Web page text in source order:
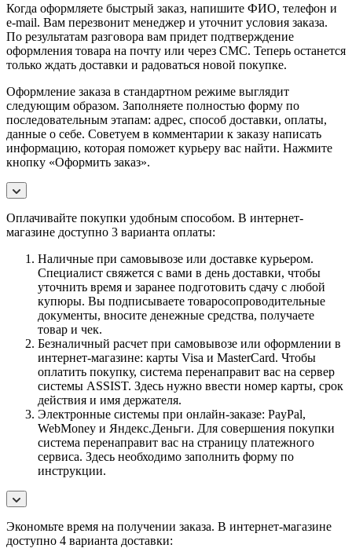
Когда оформляете быстрый заказ, напишите ФИО, телефон и
e-mail. Вам перезвонит менеджер и уточнит условия заказа.
По результатам разговора вам придет подтверждение
оформления товара на почту или через СМС. Теперь останется
только ждать доставки и радоваться новой покупке.
Оформление заказа в стандартном режиме выглядит
следующим образом. Заполняете полностью форму по
последовательным этапам: адрес, способ доставки, оплаты,
данные о себе. Советуем в комментарии к заказу написать
информацию, которая поможет курьеру вас найти. Нажмите
кнопку «Оформить заказ».
Оплачивайте покупки удобным способом. В интернет-
магазине доступно 3 варианта оплаты:
Наличные при самовывозе или доставке курьером.
Специалист свяжется с вами в день доставки, чтобы
уточнить время и заранее подготовить сдачу с любой
купюры. Вы подписываете товаросопроводительные
документы, вносите денежные средства, получаете
товар и чек.
Безналичный расчет при самовывозе или оформлении в
интернет-магазине: карты Visa и MasterCard. Чтобы
оплатить покупку, система перенаправит вас на сервер
системы ASSIST. Здесь нужно ввести номер карты, срок
действия и имя держателя.
Электронные системы при онлайн-заказе: PayPal,
WebMoney и Яндекс.Деньги. Для совершения покупки
система перенаправит вас на страницу платежного
сервиса. Здесь необходимо заполнить форму по
инструкции.
Экономьте время на получении заказа. В интернет-магазине
доступно 4 варианта доставки: